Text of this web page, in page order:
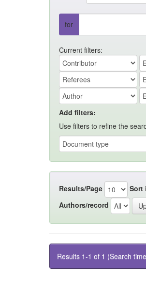
for
Current filters:
Add filters:
Use filters to refine the
Results/Page Sort
Authors/record
Results 1-1 of 1 (Search